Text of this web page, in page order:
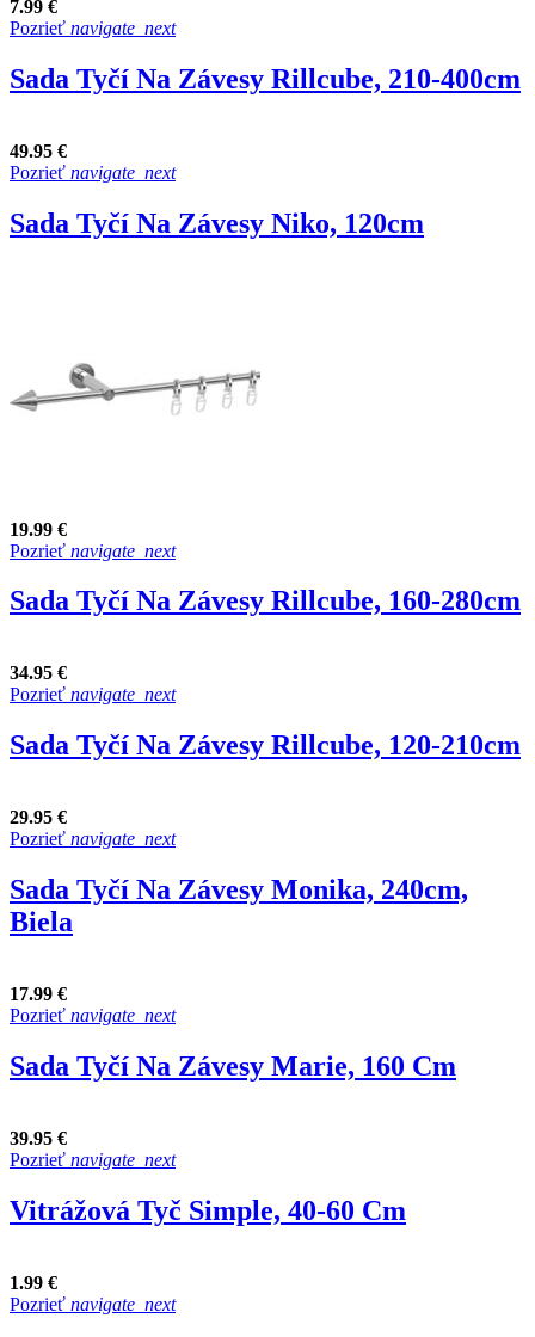
7.99 €
Pozrieť navigate_next
Sada Tyčí Na Závesy Rillcube, 210-400cm
49.95 €
Pozrieť navigate_next
Sada Tyčí Na Závesy Niko, 120cm
19.99 €
Pozrieť navigate_next
Sada Tyčí Na Závesy Rillcube, 160-280cm
34.95 €
Pozrieť navigate_next
Sada Tyčí Na Závesy Rillcube, 120-210cm
29.95 €
Pozrieť navigate_next
Sada Tyčí Na Závesy Monika, 240cm,
Biela
17.99 €
Pozrieť navigate_next
Sada Tyčí Na Závesy Marie, 160 Cm
39.95 €
Pozrieť navigate_next
Vitrážová Tyč Simple, 40-60 Cm
1.99 €
Pozrieť navigate_next